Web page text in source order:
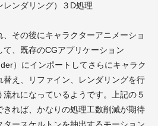
レンダリング）３D処理
その後にキャラクターアニメーショ
て、既存のCGアプリケーション
）にインポートしてさらにキャラク
替え、リファイン、レンダリングを行
れになっているようです。上記の５
れば、かなりの処理工数削減が期待